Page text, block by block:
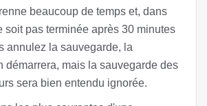
beaucoup de temps et, dans
soit pas terminée après 30 minutes
annulez la sauvegarde, la
démarrera, mais la sauvegarde des
sera bien entendu ignorée.